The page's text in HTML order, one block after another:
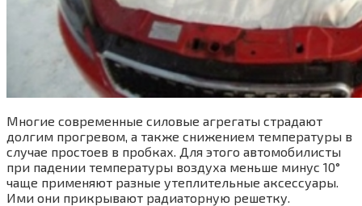
Многие современные силовые агрегаты страдают
долгим прогревом, а также снижением температуры в
случае простоев в пробках. Для этого автомобилисты
при падении температуры воздуха меньше минус 10°
чаще применяют разные утеплительные аксессуары.
Ими они прикрывают радиаторную решетку.